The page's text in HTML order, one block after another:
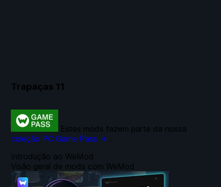
Trapaças 11
Introdução ao WeMod
Visão geral de mods com WeMod
Estes mods fazem parte da nossa
coleção PC Game Pass → .